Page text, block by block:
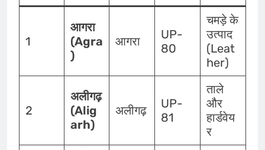
1
आगरा
(Agra
)
आगरा
UP-
80
चमड़े के
उत्पाद
(Leat
her)
2
अलीगढ़
(Alig
arh)
अलीगढ़
UP-
81
ताले
और
हार्डवेय
र